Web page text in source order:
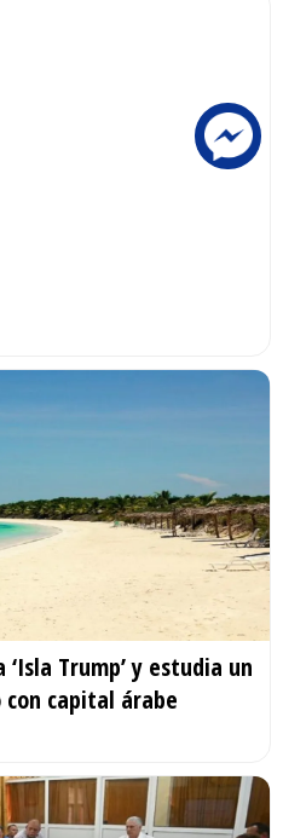
Trump’ y estudia un
capital árabe